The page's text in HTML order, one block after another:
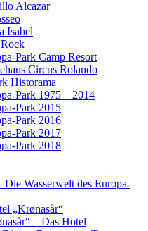
Alcazar
Isabel
Park Camp Resort
Circus Rolando
Historama
Park 1975 – 2014
Park 2015
Park 2016
Park 2017
Park 2018
Die Wasserwelt des Europa-
„Krønasår“
– Das Hotel